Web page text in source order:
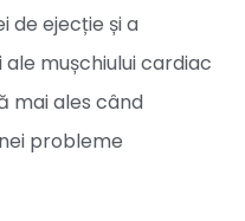
de ejecție și a
mușchiului cardiac
mai ales când
probleme